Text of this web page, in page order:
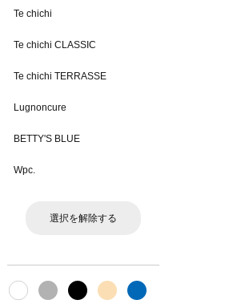
Te chichi
Te chichi CLASSIC
Te chichi TERRASSE
Lugnoncure
BETTY'S BLUE
Wpc.
選択を解除する